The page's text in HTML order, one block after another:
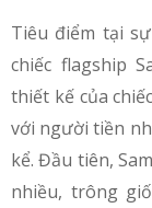
Tiêu điểm tại
chiếc flagship
thiết kế của
với người tiền
kể. Đầu tiên,
nhiều, trông